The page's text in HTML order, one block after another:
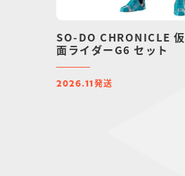
SO-DO CHRONICLE 仮
面ライダーG6 セット
2026.11 発送